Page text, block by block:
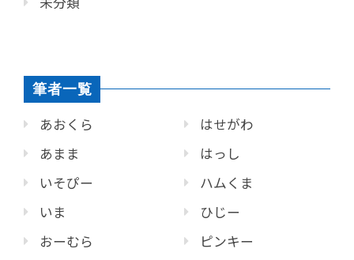
筆者一覧
あおくら
あまま
いそぴー
いま
おーむら
はせがわ
はっし
ハムくま
ひじー
ピンキー